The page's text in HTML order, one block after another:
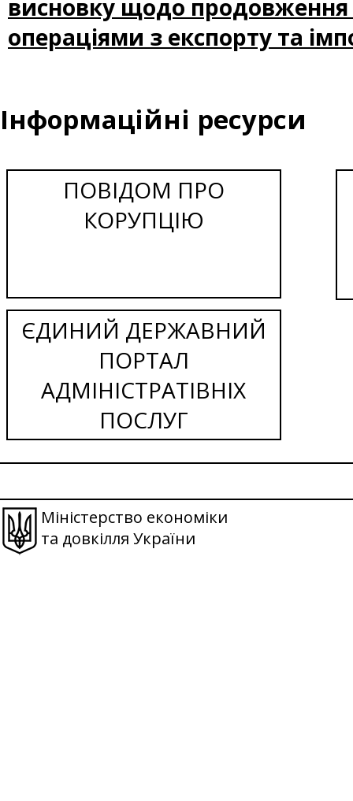
висновку щодо продовження
операціями з експорту та
Інформаційні ресурси
ПОВІДОМ ПРО
КОРУПЦІЮ
ЄДИНИЙ ДЕРЖАВНИЙ
ПОРТАЛ
АДМІНІСТРАТІВНІХ
ПОСЛУГ
Міністерство економіки
та довкілля України